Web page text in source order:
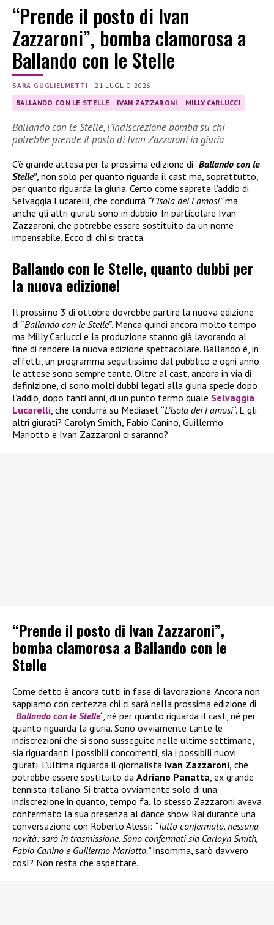
“Prende il posto di Ivan
Zazzaroni”, bomba clamorosa a
Ballando con le Stelle
SARA GUGLIELMETTI |21 LUGLIO 2026
BALLANDO CON LE STELLE IVAN ZAZZARONI MILLY CARLUCCI
Ballando con le Stelle, l’indiscrezione bomba su chi
potrebbe prende il posto di Ivan Zazzaroni in giuria
C’è grande attesa per la prossima edizione di “Ballando con le
Stelle”, non solo per quanto riguarda il cast ma, soprattutto,
per quanto riguarda la giuria. Certo come saprete l’addio di
Selvaggia Lucarelli, che condurrà “L’Isola dei Famosi”ma
anche gli altri giurati sono in dubbio. In particolare Ivan
Zazzaroni, che potrebbe essere sostituito da un nome
impensabile. Ecco di chi si tratta.
Ballando con le Stelle, quanto dubbi per
la nuova edizione!
Il prossimo 3 di ottobre dovrebbe partire la nuova edizione
di “Ballando con le Stelle”. Manca quindi ancora molto tempo
ma Milly Carlucci e la produzione stanno già lavorando al
fine di rendere la nuova edizione spettacolare. Ballando è, in
effetti, un programma seguitissimo dal pubblico e ogni anno
le attese sono sempre tante. Oltre al cast, ancora in via di
definizione, ci sono molti dubbi legati alla giuria specie dopo
l’addio, dopo tanti anni, di un punto fermo quale Selvaggia
Lucarelli, che condurrà su Mediaset “L’Isola dei Famosi“. E gli
altri giurati? Carolyn Smith, Fabio Canino, Guillermo
Mariotto e Ivan Zazzaroni ci saranno?
“Prende il posto di Ivan Zazzaroni”,
bomba clamorosa a Ballando con le
Stelle
Come detto è ancora tutti in fase di lavorazione. Ancora non
sappiamo con certezza chi ci sarà nella prossima edizione di
“Ballando con le Stelle“, né per quanto riguarda il cast, né per
quanto riguarda la giuria. Sono ovviamente tante le
indiscrezioni che si sono susseguite nelle ultime settimane,
sia riguardanti i possibili concorrenti, sia i possibili nuovi
giurati. L’ultima riguarda il giornalista Ivan Zazzaroni, che
potrebbe essere sostituito da Adriano Panatta, ex grande
tennista italiano. Si tratta ovviamente solo di una
indiscrezione in quanto, tempo fa, lo stesso Zazzaroni aveva
confermato la sua presenza al dance show Rai durante una
conversazione con Roberto Alessi: “Tutto confermato, nessuna
novità: sarò in trasmissione. Sono confermati sia Carloyn Smith,
Fabio Canino e Guillermo Mariotto.”Insomma, sarò davvero
così? Non resta che aspettare.